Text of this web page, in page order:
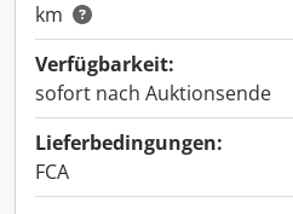
km
Verfügbarkeit:
sofort nach Auktionsende
Lieferbedingungen:
FCA